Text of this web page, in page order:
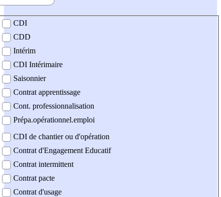
contrat
CDI
CDD
Intérim
CDI Intérimaire
Saisonnier
Contrat apprentissage
Cont. professionnalisation
Prépa.opérationnel.emploi
CDI de chantier ou d'opération
Contrat d'Engagement Educatif
Contrat intermittent
Contrat pacte
Contrat d'usage